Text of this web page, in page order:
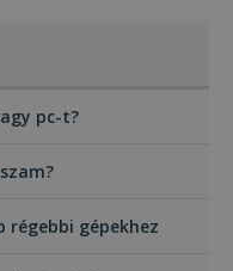
pc-t?
régebbi gépekhez